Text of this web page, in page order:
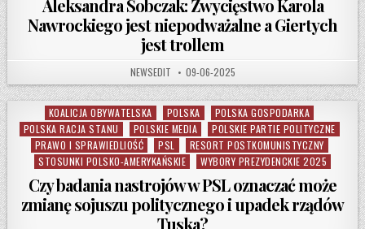
Aleksandra Sobczak: Zwycięstwo Karola
Nawrockiego jest niepodważalne a Giertych
jest trollem
AUTHOR:
NEWSEDIT PUBLISHED DATE:
09-06-2025
Posted in
KOALICJA OBYWATELSKA POLSKA
POLSKA GOSPODARKA
POLSKA RACJA STANU
POLSKIE MEDIA
POLSKIE PARTIE POLITYCZNE
PRAWO I SPRAWIEDLIOŚĆ
PSL
RESORT POSTKOMUNISTYCZNY
STOSUNKI POLSKO-AMERYKAŃSKIE
WYBORY PREZYDENCKIE 2025
Czy badania nastrojów w PSL oznaczać może
zmianę sojuszu politycznego i upadek rządów
Tuska?